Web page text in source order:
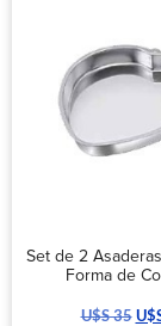
Set de 2
Forma de
U$S35